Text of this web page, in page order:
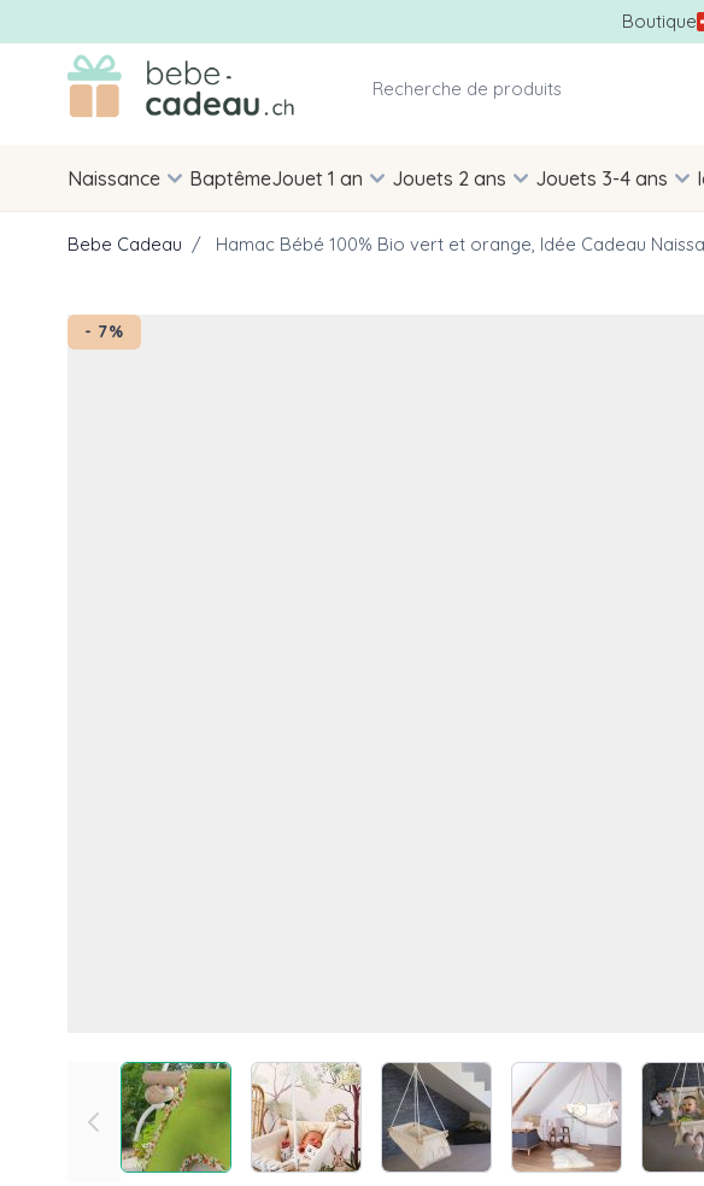
Boutique
Allez au contenu
Naissance BaptêmeJouet 1 an Jouets 2 ans Jouets 3-4 ans
Bebe Cadeau / Hamac Bébé 100% Bio vert et orange, Idée Cadeau
- 7%
View larger imageView larger imageView larger imageView larger